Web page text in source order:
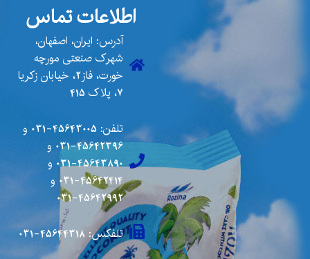
اطلاعات تماس
آدرس: ایران، اصفهان،
شهرک صنعتی مورچه
خورت، فاز2، خیابان زکریا
7، پلاک 415
تلفن: 45643005-031
و
45642396-031
و
45643890-031
و
45642414-031
و
45642992-031
تلفکس: 45644318-031